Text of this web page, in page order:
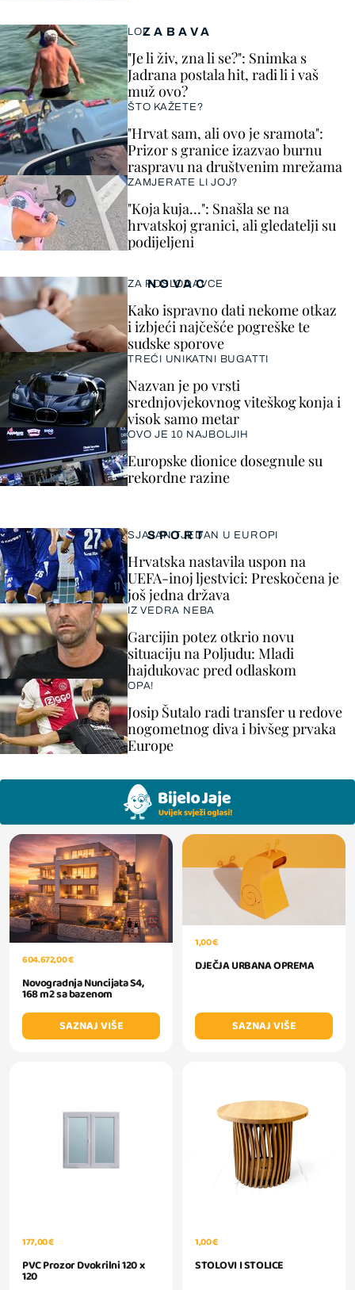
ZABAVA
LOL
"Je li živ, zna li se?": Snimka s
Jadrana postala hit, radi li i vaš
muž ovo?
ŠTO KAŽETE?
"Hrvat sam, ali ovo je sramota":
Prizor s granice izazvao burnu
raspravu na društvenim mrežama
ZAMJERATE LI JOJ?
"Koja kuja…": Snašla se na
hrvatskoj granici, ali gledatelji su
podijeljeni
SPORT
SJAJAN TJEDAN U EUROPI
Hrvatska nastavila uspon na
UEFA-inoj ljestvici: Preskočena je
još jedna država
IZ VEDRA NEBA
Garcijin potez otkrio novu
situaciju na Poljudu: Mladi
hajdukovac pred odlaskom
OPA!
Josip Šutalo radi transfer u redove
nogometnog diva i bivšeg prvaka
Europe
NOVAC
ZA POSLODAVCE
Kako ispravno dati nekome otkaz
i izbjeći najčešće pogreške te
sudske sporove
TREĆI UNIKATNI BUGATTI
Nazvan je po vrsti
srednjovjekovnog viteškog konja i
visok samo metar
OVO JE 10 NAJBOLJIH
Europske dionice dosegnule su
rekordne razine
604.672,00 €
Novogradnja Nuncijata S4,
168 m2 sa bazenom
SAZNAJ VIŠE
1,00 €
DJEČJA URBANA OPREMA
SAZNAJ VIŠE
177,00 €
PVC Prozor Dvokrilni 120 x
120
1,00 €
STOLOVI I STOLICE